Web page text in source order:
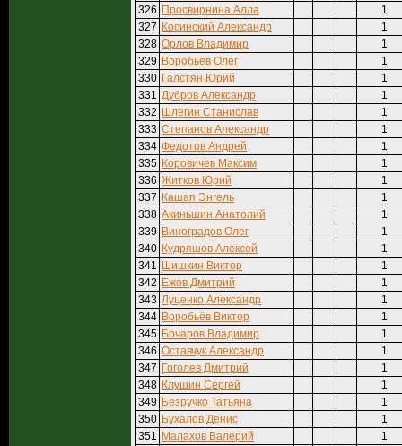
326 Просвирнина Алла
1
327 Косинский Александр
1
328 Орлов Владимир
1
329 Воробьёв Олег
1
330 Галстян Юрий
1
331 Дубров Александр
1
332 Шлегин Станислав
1
333 Степанов Александр
1
334 Федотов Андрей
1
335 Коровичев Максим
1
336 Житков Юрий
1
337 Кашап Энгель
1
338 Акиньшин Анатолий
1
339 Виноградов Олег
1
340 Кудряшов Алексей
1
341 Шишкин Виктор
1
342 Ежов Дмитрий
1
343 Луценко Александр
1
344 Воробьёв Виктор
1
345 Бочаров Владимир
1
346 Оставчук Александр
1
347 Гоголев Дмитрий
1
348 Клушин Сергей
1
349 Безручко Татьяна
1
350 Бухалов Денис
1
351 Малахов Валерий
1